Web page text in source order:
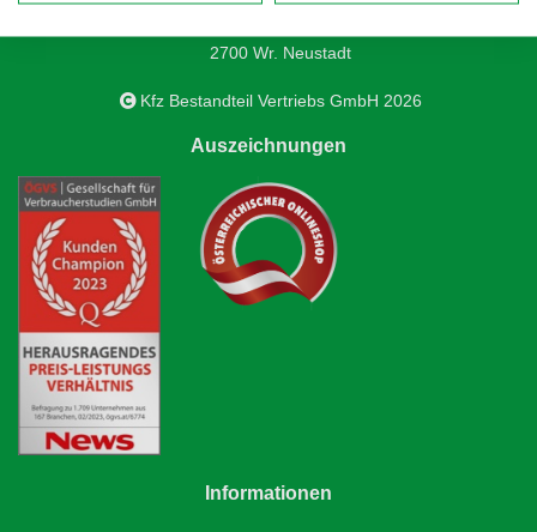
2700 Wr. Neustadt
Kfz Bestandteil Vertriebs GmbH 2026
Auszeichnungen
Informationen